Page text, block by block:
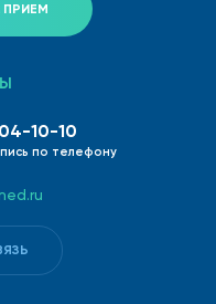
ПРИЕМ
10-10
по телефону